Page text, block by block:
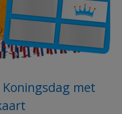
Koningsdag met